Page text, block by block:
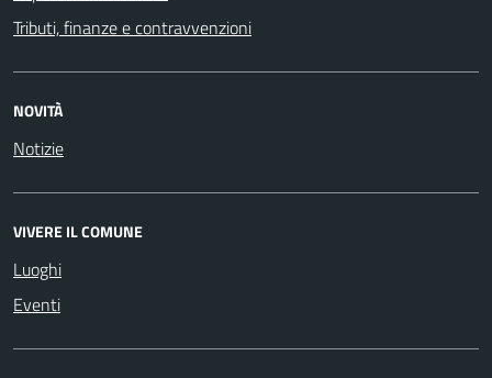
Tributi, finanze e contravvenzioni
NOVITÀ
Notizie
VIVERE IL COMUNE
Luoghi
Eventi